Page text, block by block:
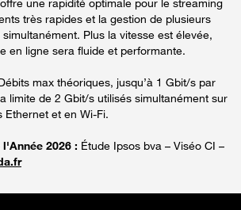
très rapides et la gestion de plusieurs
Plus la vitesse est élevée,
en ligne sera fluide et performante.
max théoriques, jusqu’à 1 Gbit/s par
limite de 2 Gbit/s utilisés simultanément sur
Ethernet et en Wi-Fi.
2026 : Étude Ipsos bva – Viséo CI –